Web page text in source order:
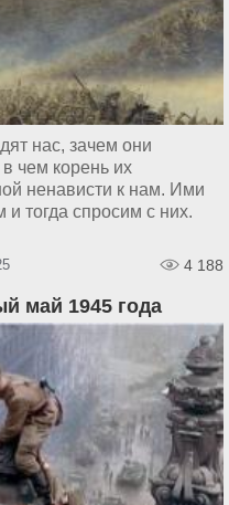
нас, зачем они
чем корень их
ненависти к нам. Ими
тогда спросим с них.
4 188
май 1945 года